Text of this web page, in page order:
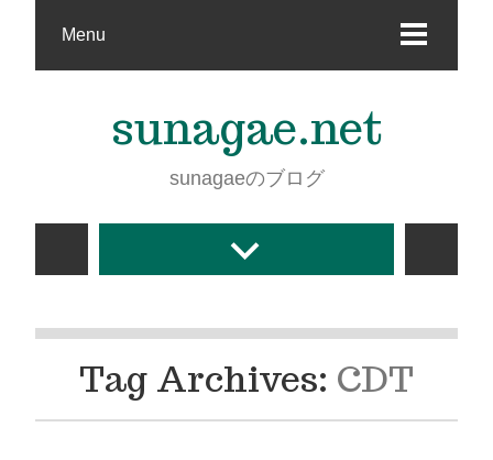
Menu
sunagae.net
sunagaeのブログ
Tag Archives: CDT